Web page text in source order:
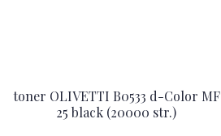
toner OLIVETTI B0533 d-Color MF
25 black (20000 str.)